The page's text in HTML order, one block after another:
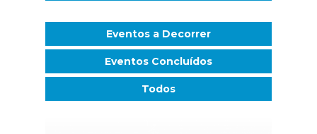
Eventos a Decorrer
Eventos Concluídos
Todos